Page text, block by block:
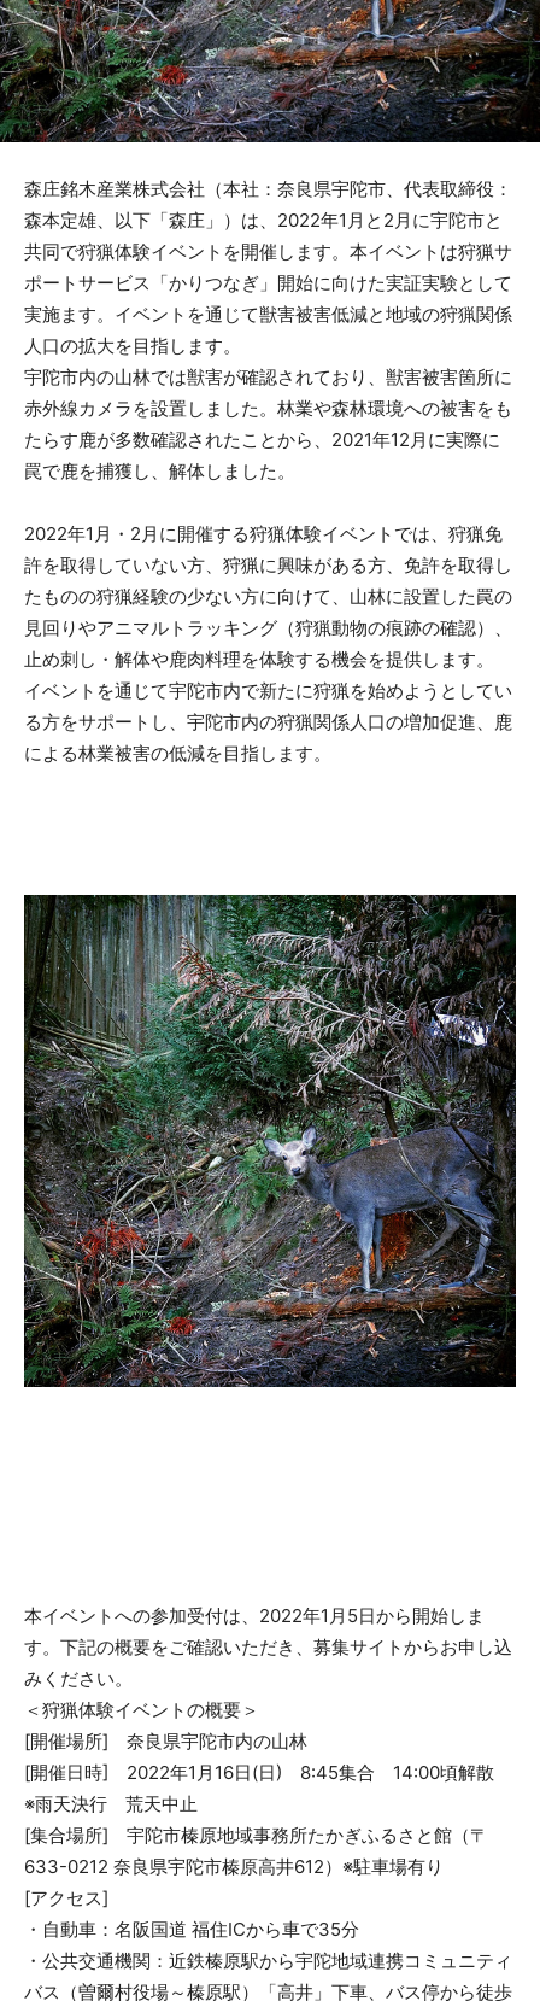
森庄銘木産業株式会社（本社：奈良県宇陀市、代表取締役：
森本定雄、以下「森庄」）は、2022年1月と2月に宇陀市と
共同で狩猟体験イベントを開催します。本イベントは狩猟サ
ポートサービス「かりつなぎ」開始に向けた実証実験として
実施ます。イベントを通じて獣害被害低減と地域の狩猟関係
人口の拡大を目指します。
宇陀市内の山林では獣害が確認されており、獣害被害箇所に
赤外線カメラを設置しました。林業や森林環境への被害をも
たらす鹿が多数確認されたことから、2021年12月に実際に
罠で鹿を捕獲し、解体しました。
2022年1月・2月に開催する狩猟体験イベントでは、狩猟免
許を取得していない方、狩猟に興味がある方、免許を取得し
たものの狩猟経験の少ない方に向けて、山林に設置した罠の
見回りやアニマルトラッキング（狩猟動物の痕跡の確認）、
止め刺し・解体や鹿肉料理を体験する機会を提供します。
イベントを通じて宇陀市内で新たに狩猟を始めようとしてい
る方をサポートし、宇陀市内の狩猟関係人口の増加促進、鹿
による林業被害の低減を目指します。
本イベントへの参加受付は、2022年1月5日から開始しま
す。下記の概要をご確認いただき、募集サイトからお申し込
みください。
＜狩猟体験イベントの概要＞
[開催場所] 奈良県宇陀市内の山林
[開催日時] 2022年1月16日(日) 8:45集合 14:00頃解散
※雨天決行 荒天中止
[集合場所] 宇陀市榛原地域事務所たかぎふるさと館（〒
633-0212 奈良県宇陀市榛原高井612）※駐車場有り
​[アクセス]
・自動車：名阪国道 福住ICから車で35分
・公共交通機関：近鉄榛原駅から宇陀地域連携コミュニティ
バス（曽爾村役場～榛原駅）「高井」下車、バス停から徒歩